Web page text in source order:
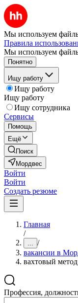
Мы используем
Правила
Мы используем
Понятно
Ищу работу
Ищу работу
Ищу работу
Ищу сотрудника
Сервисы
Помощь
Ещё
Поиск
Мордвес
Войти
Войти
Создать резюме
Главная
/
... /
вакансии в
вахтовый метод
Профессия,